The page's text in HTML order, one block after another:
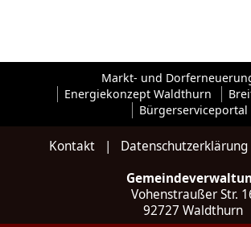
Markt- und
Energiekonzept Waldthurn
Bürgerserviceportal
Kontakt| Datenschutzerklärung
Vohenstraußer Str.
92727 Waldthurn